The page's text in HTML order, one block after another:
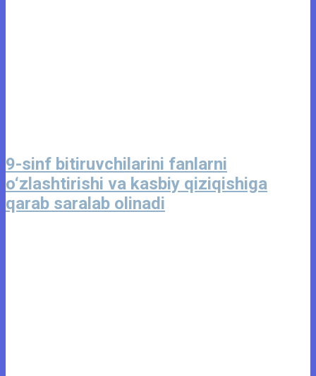
9-sinf bitiruvchilarini fanlarni
o‘zlashtirishi va kasbiy qiziqishiga
qarab saralab olinadi